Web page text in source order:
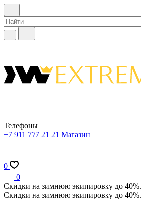
Телефоны
+7 911 777 21 21 Магазин
0
0
Скидки на зимнюю экипировку до 40%.
Скидки на зимнюю экипировку до 40%.